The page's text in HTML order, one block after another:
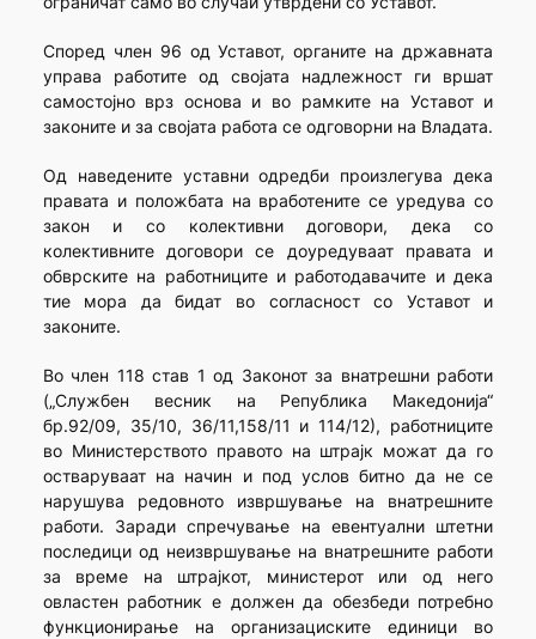
Според член 96 од Уставот, органите на државната
управа работите од својата надлежност ги вршат
самостојно врз основа и во рамките на Уставот и
законите и за својата работа се одговорни на Владата.
Од наведените уставни одредби произлегува дека
правата и положбата на вработените се уредува со
закон и со колективни договори, дека со
колективните договори се доуредуваат правата и
обврските на работниците и работодавачите и дека
тие мора да бидат во согласност со Уставот и
законите.
Во член 118 став 1 од Законот за внатрешни работи
(„Службен весник на Република Македонија“
бр.92/09, 35/10, 36/11,158/11 и 114/12), работниците
во Министерството правото на штрајк можат да го
остваруваат на начин и под услов битно да не се
нарушува редовното извршување на внатрешните
работи. Заради спречување на евентуални штетни
последици од неизвршување на внатрешните работи
за време на штрајкот, министерот или од него
овластен работник е должен да обезбеди потребно
функционирање на организациските единици во